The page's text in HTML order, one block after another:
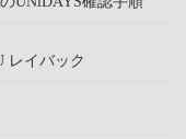
レイバック